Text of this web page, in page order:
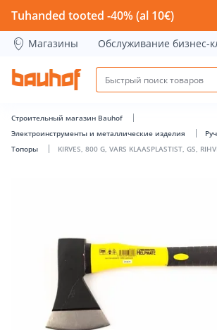
KIRVES, 800 G, VARS KLAASPLASTIST,
Tuhanded tooted -40% (al 10€)
Магазины Обслуживание бизнес-
Строительный магазин Bauhof
Электроинструменты и металлические изделия
Топоры
KIRVES, 800 G, VARS KLAASPLASTIST, GS,